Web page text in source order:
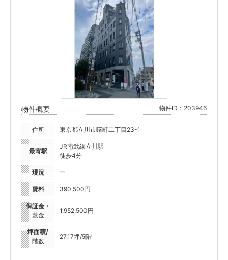
物件概要 物件ID：203946
住所 東京都立川市曙町二丁目23-1
最寄駅
JR南武線立川駅
徒歩4分
現況 ー
賃料 390,500円
保証金・
敷金
1,952,500円
坪面積/
階数
27.17坪/5階